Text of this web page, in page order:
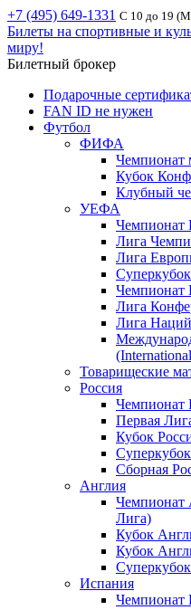
+7 (495) 649-1331 С 10 до 19
Билеты на спортивные и
миру!
Билетный брокер
Подарочные
FAN ID не нужен
Футбол
ФИФА
Чемпионат
Кубок
Клубный
УЕФА
Чемпионат
Лига
Лига
Суперкубок
Чемпионат
Лига
Лига Наций
Товарищеские
Россия
Чемпионат
Первая
Кубок
Сборная
Англия
Чемпионат
Лига)
Кубок
Кубок
Испания
Чемпионат